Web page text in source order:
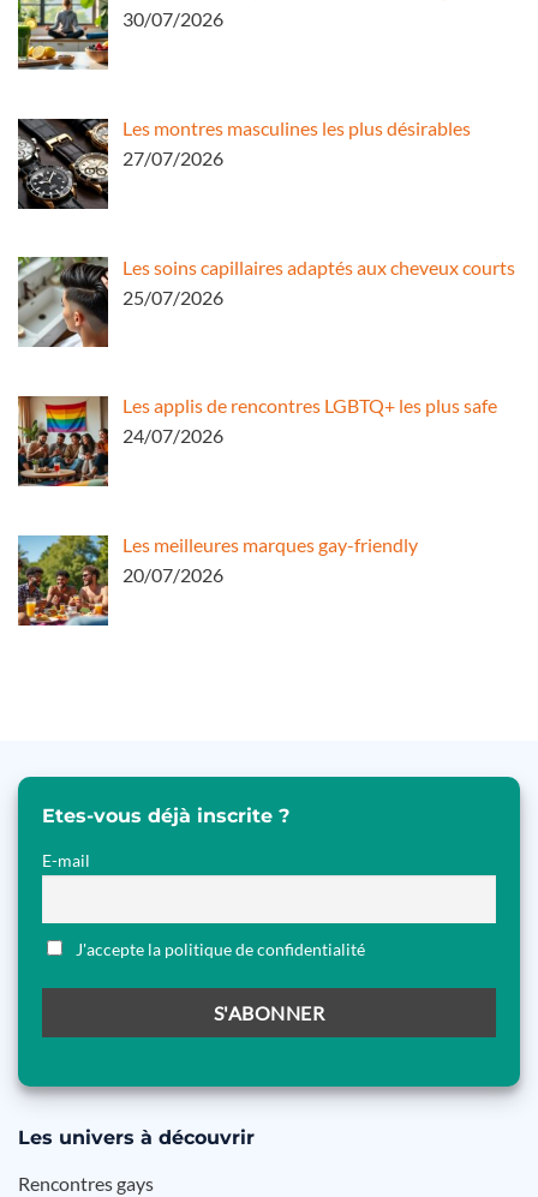
30/07/2026
Les montres masculines les plus désirables
27/07/2026
Les soins capillaires adaptés aux cheveux courts
25/07/2026
Les applis de rencontres LGBTQ+ les plus safe
24/07/2026
Les meilleures marques gay-friendly
20/07/2026
Etes-vous déjà inscrite ?
E-mail
J'accepte la politique de confidentialité
Les univers à découvrir
Rencontres gays